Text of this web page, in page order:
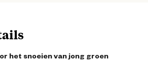
het snoeien van jong groen